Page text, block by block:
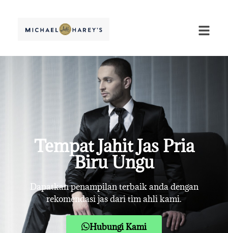
Tempat Jahit Jas Pria
Biru Ungu
Dapatkan penampilan terbaik anda dengan
rekomendasi jas dari tim ahli kami.
Hubungi Kami